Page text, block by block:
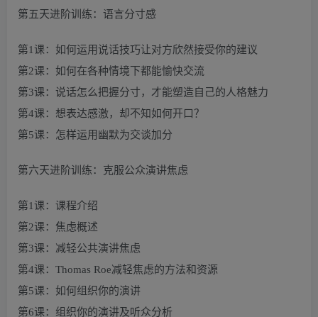
第五天进阶训练：语言分寸感
第1课：如何运用说话技巧让对方欣然接受你的建议
第2课：如何在各种情境下都能愉快交流
第3课：说话怎么把握分寸，才能塑造自己的人格魅力
第4课：想表达感激，却不知如何开口？
第5课：怎样运用幽默为交谈加分
第六天进阶训练：克服公众演讲焦虑
第1课：课程介绍
第2课：焦虑概述
第3课：减轻公共演讲焦虑
第4课：Thomas Roe减轻焦虑的方法和资源
第5课：如何组织你的演讲
第6课：组织你的演讲及听众分析